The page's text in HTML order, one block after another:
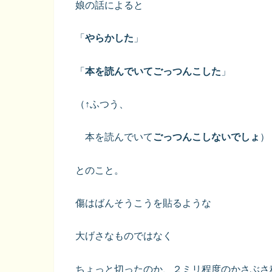
娘の話によると
「やらかした 」
「本を読んでいてごっつんこした 」
（↑ふつう、
本を読んでいてごっつんこしないでしょ ）
とのこと。
傷はばんそうこうを貼るような
大げさなものではなく
ちょっと切ったのか、２ミリ程度のかさぶさ